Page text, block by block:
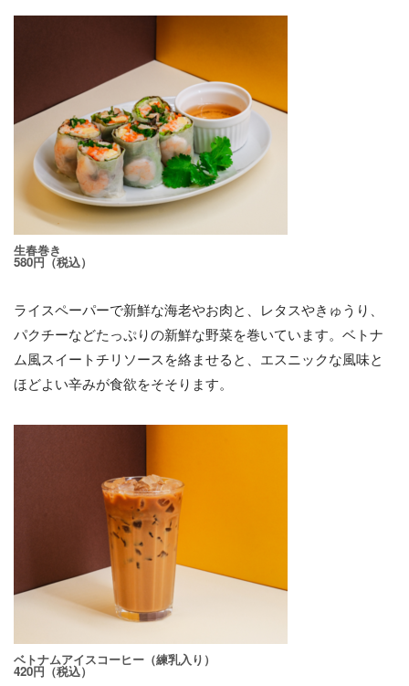
生春巻き
580円（税込）
ライスペーパーで新鮮な海老やお肉と、レタスやきゅうり、
パクチーなどたっぷりの新鮮な野菜を巻いています。ベトナ
ム風スイートチリソースを絡ませると、エスニックな風味と
ほどよい辛みが食欲をそそります。
ベトナムアイスコーヒー（練乳入り）
420円（税込）